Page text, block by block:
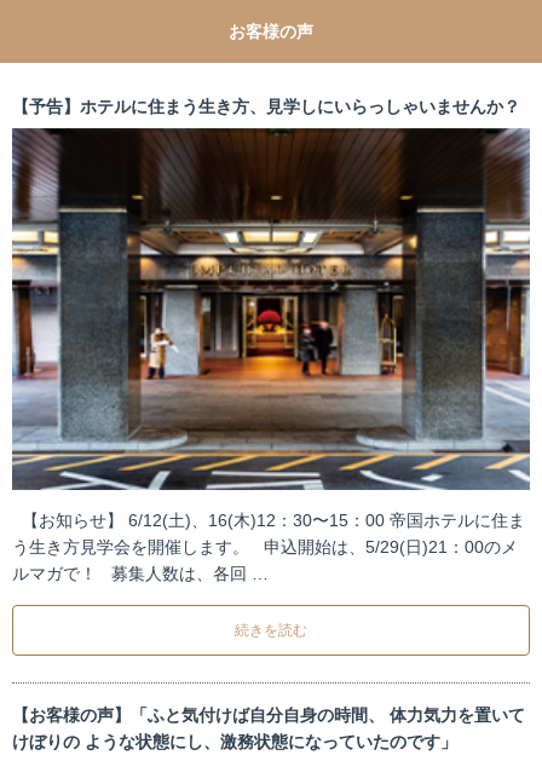
お客様の声
【予告】ホテルに住まう生き方、見学しにいらっしゃいませんか？
【お知らせ】 6/12(土)、16(木)12：30〜15：00 帝国ホテルに住ま
う生き方見学会を開催します。 申込開始は、5/29(日)21：00のメ
ルマガで！ 募集人数は、各回 …
続きを読む
【お客様の声】「ふと気付けば自分自身の時間、 体力気力を置いて
けぼりの ような状態にし、激務状態になっていたのです」